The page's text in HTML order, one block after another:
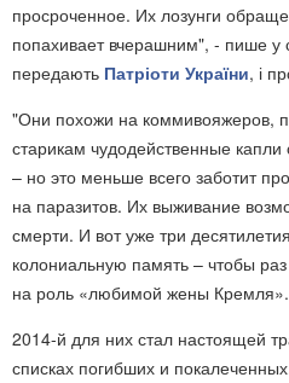
просроченное. Их лозунги
попахивает вчерашним", - пише у
передають Патріоти України, і
"Они похожи на коммивояжеров,
старикам чудодейственные
– но это меньше всего заботит
на паразитов. Их выживание
смерти. И вот уже три
колониальную память – чтобы
на роль «любимой жены Кремля».
2014-й для них стал настоящей
списках погибших и